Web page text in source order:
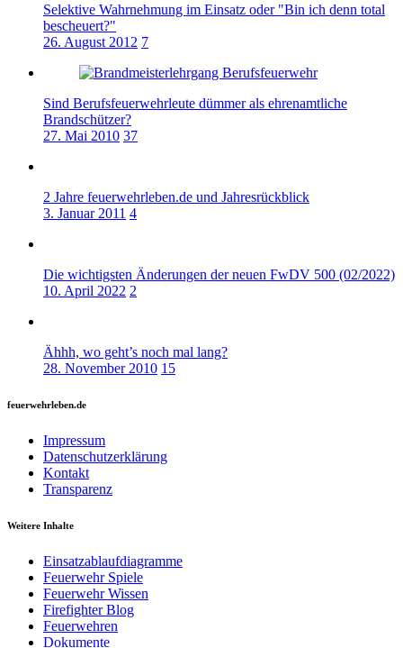
Selektive Wahrnehmung im Einsatz oder "Bin ich denn total
bescheuert?"
26. August 2012 7
Sind Berufsfeuerwehrleute dümmer als ehrenamtliche
Brandschützer?
27. Mai 2010 37
2 Jahre feuerwehrleben.de und Jahresrückblick
3. Januar 2011 4
Die wichtigsten Änderungen der neuen FwDV 500 (02/2022)
10. April 2022 2
Ähhh, wo geht’s noch mal lang?
28. November 2010 15
feuerwehrleben.de
Impressum
Datenschutzerklärung
Kontakt
Transparenz
Weitere Inhalte
Einsatzablaufdiagramme
Feuerwehr Spiele
Feuerwehr Wissen
Firefighter Blog
Feuerwehren
Dokumente